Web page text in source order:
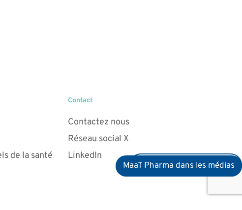
de la santé
Contact
Contactez nous
Réseau social X
LinkedIn
Devenez membre du club
MaaT Pharma dans les médias